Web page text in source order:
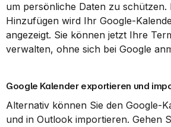
um persönliche Daten zu schützen.
Hinzufügen wird Ihr Google-
angezeigt. Sie können jetzt Ihre
verwalten, ohne sich bei Google
Google Kalender exportieren und
Alternativ können Sie den Google-
und in Outlook importieren. Gehen